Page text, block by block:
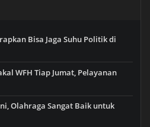
Bisa Jaga Suhu Politik di
WFH Tiap Jumat, Pelayanan
Olahraga Sangat Baik untuk